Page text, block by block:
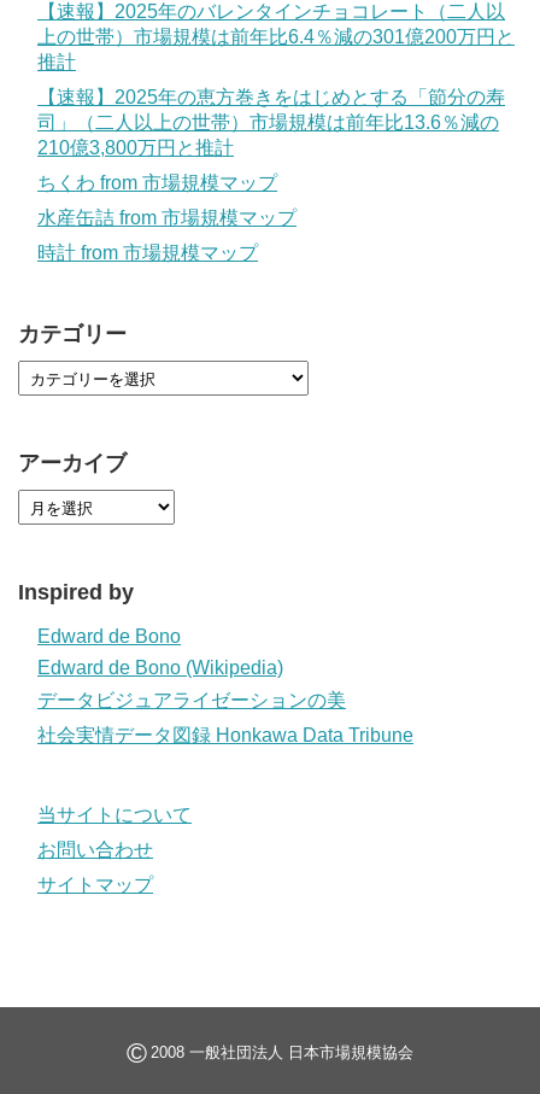
【速報】2025年のバレンタインチョコレート（二人以
上の世帯）市場規模は前年比6.4％減の301億200万円と
推計
【速報】2025年の恵方巻きをはじめとする「節分の寿
司」（二人以上の世帯）市場規模は前年比13.6％減の
210億3,800万円と推計
ちくわ from 市場規模マップ
水産缶詰 from 市場規模マップ
時計 from 市場規模マップ
カテゴリー
アーカイブ
Inspired by
Edward de Bono
Edward de Bono (Wikipedia)
データビジュアライゼーションの美
社会実情データ図録 Honkawa Data Tribune
当サイトについて
お問い合わせ
サイトマップ
© 2008 一般社団法人 日本市場規模協会